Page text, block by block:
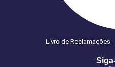
Livro de Reclamações